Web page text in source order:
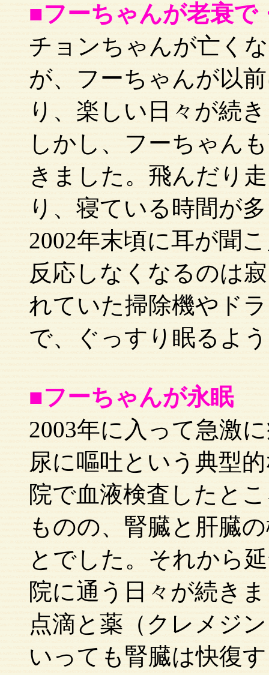
■フーちゃんが老衰で
チョンちゃんが亡く
が、フーちゃんが以
り、楽しい日々が続
しかし、フーちゃん
きました。飛んだり
り、寝ている時間が
2002年末頃に耳が聞
反応しなくなるのは
れていた掃除機やド
で、ぐっすり眠るよ
■フーちゃんが永眠
2003年に入って急激
尿に嘔吐という典型
院で血液検査したと
ものの、腎臓と肝臓
とでした。それから
院に通う日々が続き
点滴と薬（クレメジ
いっても腎臓は快復